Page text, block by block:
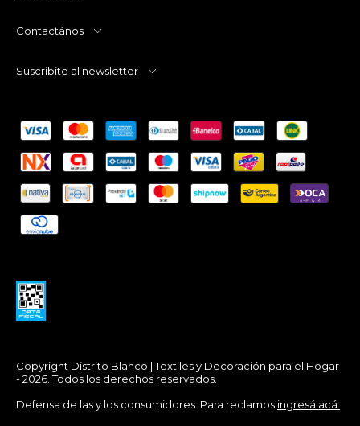
Contactános
Suscribite al newsletter
Copyright Distrito Blanco | Textiles y Decoración para el Hogar
- 2026. Todos los derechos reservados.
Defensa de las y los consumidores. Para reclamos ingresá acá.